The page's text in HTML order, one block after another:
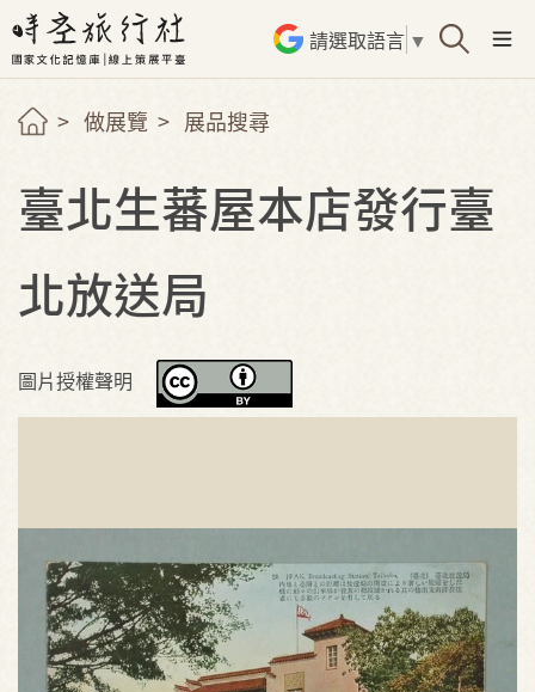
請選取語言 ▼
做展覽 展品搜尋
臺北生蕃屋本店發行臺
北放送局
圖片授權聲明